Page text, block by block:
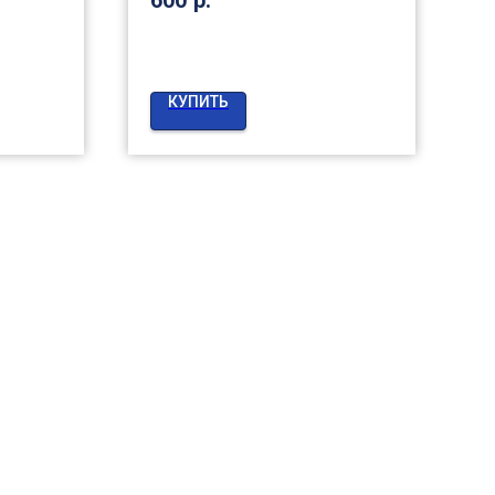
КУПИТЬ